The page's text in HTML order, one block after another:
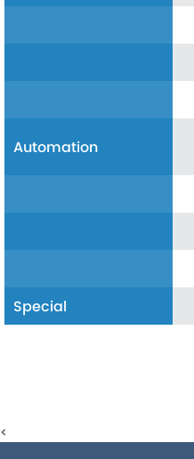
Automation
Special
<